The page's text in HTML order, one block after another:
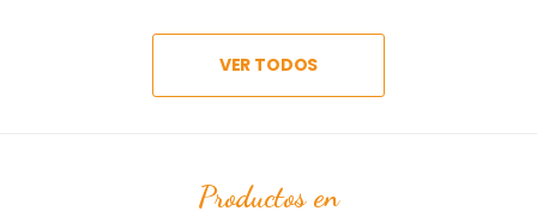
VER TODOS
Productos en